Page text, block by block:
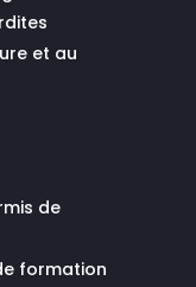
et au
de
formation